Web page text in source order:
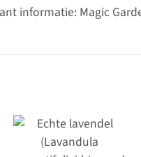
informatie: Magic